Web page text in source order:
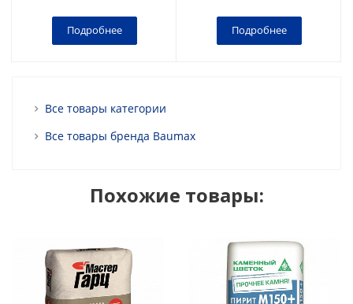
Подробнее Подробнее
Все товары категории
Все товары бренда Baumax
Похожие товары: